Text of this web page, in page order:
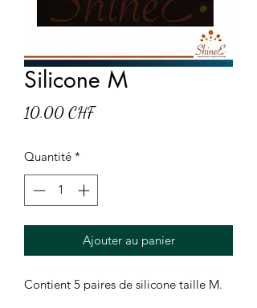
Silicone M
10.00 CHFPrix
Quantité *
Ajouter au panier
Contient 5 paires de silicone taille M.